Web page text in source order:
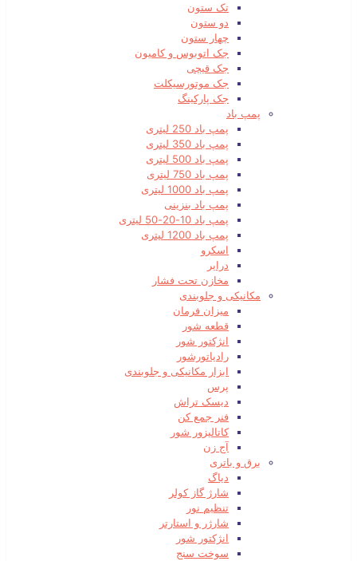
تک ستون
دو ستون
چهار ستون
جک اتوبوس و کامیون
جک قیچی
جک موتورسیکلت
جک پارکینگ
پمپ باد
پمپ باد 250 لیتری
پمپ باد 350 لیتری
پمپ باد 500 لیتری
پمپ باد 750 لیتری
پمپ باد 1000 لیتری
پمپ باد بنزینی
پمپ باد 10-20-50 لیتری
پمپ باد 1200 لیتری
اسکرو
درایر
مخازن تحت فشار
مکانیکی و جلوبندی
میزان فرمان
قطعه شور
انژکتور شور
رادیاتورشور
ابزار مکانیکی و جلوبندی
پرس
دیسک تراش
فنر جمع کن
کاتالیزور شور
آج زن
برق و باتری
دیاگ
شارژ گاز کولر
تنظیم نور
شارژر و استارتر
انژکتور شور
سوخت سنج